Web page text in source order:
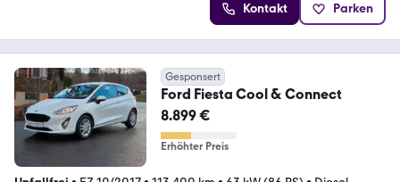
Kontakt Parken
Gesponsert
Ford Fiesta Cool & Connect
8.899 €
Erhöhter Preis